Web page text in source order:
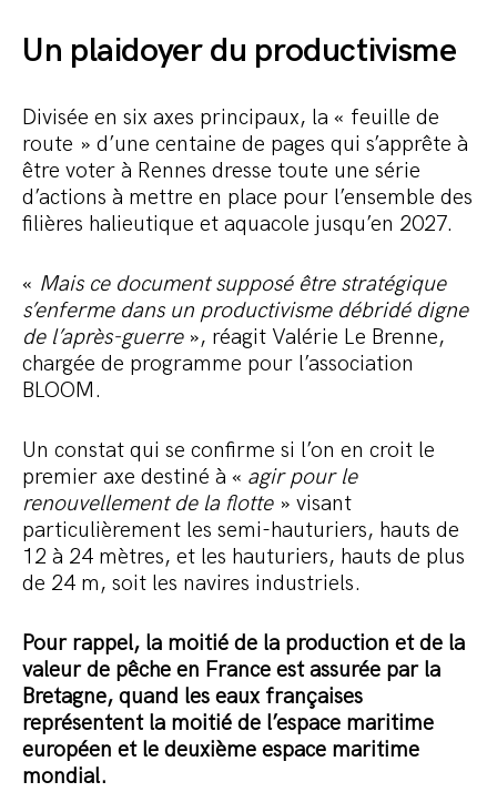
Un plaidoyer du productivisme
Divisée en six axes principaux, la « feuille de
route » d’une centaine de pages qui s’apprête à
être voter à Rennes dresse toute une série
d’actions à mettre en place pour l’ensemble des
filières halieutique et aquacole jusqu’en 2027.
« Mais ce document supposé être stratégique
s’enferme dans un productivisme débridé digne
de l’après-guerre», réagit Valérie Le Brenne,
chargée de programme pour l’association
BLOOM.
Un constat qui se confirme si l’on en croit le
premier axe destiné à « agir pour le
renouvellement de la flotte» visant
particulièrement les semi-hauturiers, hauts de
12 à 24 mètres, et les hauturiers, hauts de plus
de 24 m, soit les navires industriels.
Pour rappel, la moitié de la production et de la
valeur de pêche en France est assurée par la
Bretagne, quand les eaux françaises
représentent la moitié de l’espace maritime
européen et le deuxième espace maritime
mondial.